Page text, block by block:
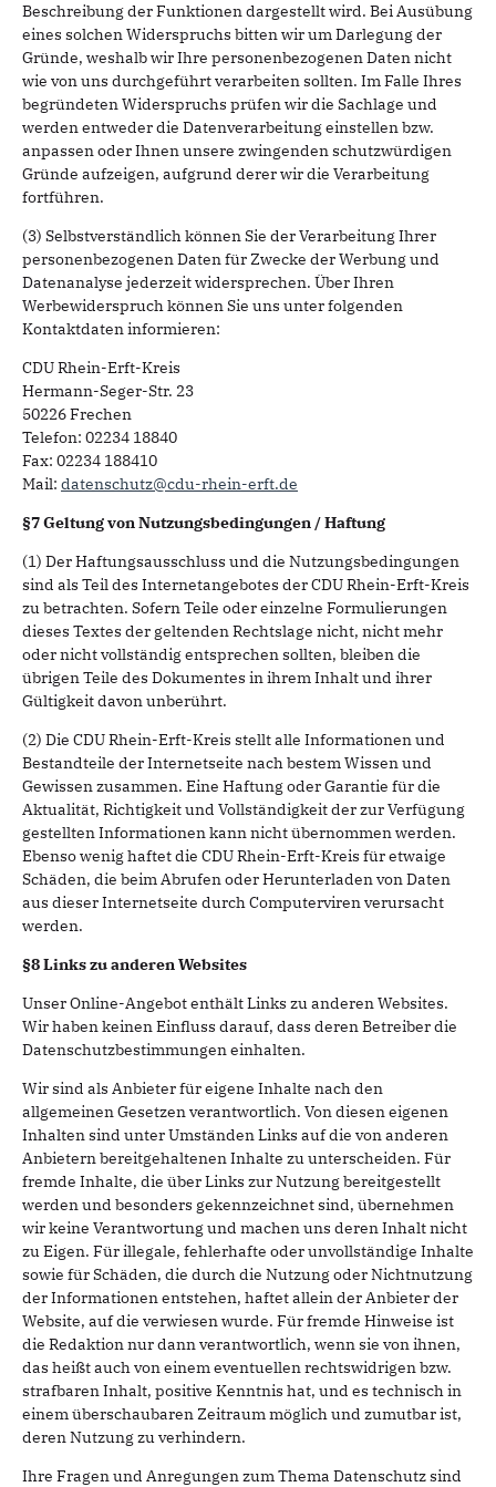
Beschreibung der Funktionen dargestellt wird. Bei Ausübung
eines solchen Widerspruchs bitten wir um Darlegung der
Gründe, weshalb wir Ihre personenbezogenen Daten nicht
wie von uns durchgeführt verarbeiten sollten. Im Falle Ihres
begründeten Widerspruchs prüfen wir die Sachlage und
werden entweder die Datenverarbeitung einstellen bzw.
anpassen oder Ihnen unsere zwingenden schutzwürdigen
Gründe aufzeigen, aufgrund derer wir die Verarbeitung
fortführen.
(3) Selbstverständlich können Sie der Verarbeitung Ihrer
personenbezogenen Daten für Zwecke der Werbung und
Datenanalyse jederzeit widersprechen. Über Ihren
Werbewiderspruch können Sie uns unter folgenden
Kontaktdaten informieren:
CDU Rhein-Erft-Kreis
Hermann-Seger-Str. 23
50226 Frechen
Telefon: 02234 18840
Fax: 02234 188410
Mail: datenschutz@cdu-rhein-erft.de
§7 Geltung von Nutzungsbedingungen / Haftung
(1) Der Haftungsausschluss und die Nutzungsbedingungen
sind als Teil des Internetangebotes der CDU Rhein-Erft-Kreis
zu betrachten. Sofern Teile oder einzelne Formulierungen
dieses Textes der geltenden Rechtslage nicht, nicht mehr
oder nicht vollständig entsprechen sollten, bleiben die
übrigen Teile des Dokumentes in ihrem Inhalt und ihrer
Gültigkeit davon unberührt.
(2) Die CDU Rhein-Erft-Kreis stellt alle Informationen und
Bestandteile der Internetseite nach bestem Wissen und
Gewissen zusammen. Eine Haftung oder Garantie für die
Aktualität, Richtigkeit und Vollständigkeit der zur Verfügung
gestellten Informationen kann nicht übernommen werden.
Ebenso wenig haftet die CDU Rhein-Erft-Kreis für etwaige
Schäden, die beim Abrufen oder Herunterladen von Daten
aus dieser Internetseite durch Computerviren verursacht
werden.
§8 Links zu anderen Websites
Unser Online-Angebot enthält Links zu anderen Websites.
Wir haben keinen Einfluss darauf, dass deren Betreiber die
Datenschutzbestimmungen einhalten.
Wir sind als Anbieter für eigene Inhalte nach den
allgemeinen Gesetzen verantwortlich. Von diesen eigenen
Inhalten sind unter Umständen Links auf die von anderen
Anbietern bereitgehaltenen Inhalte zu unterscheiden. Für
fremde Inhalte, die über Links zur Nutzung bereitgestellt
werden und besonders gekennzeichnet sind, übernehmen
wir keine Verantwortung und machen uns deren Inhalt nicht
zu Eigen. Für illegale, fehlerhafte oder unvollständige Inhalte
sowie für Schäden, die durch die Nutzung oder Nichtnutzung
der Informationen entstehen, haftet allein der Anbieter der
Website, auf die verwiesen wurde. Für fremde Hinweise ist
die Redaktion nur dann verantwortlich, wenn sie von ihnen,
das heißt auch von einem eventuellen rechtswidrigen bzw.
strafbaren Inhalt, positive Kenntnis hat, und es technisch in
einem überschaubaren Zeitraum möglich und zumutbar ist,
deren Nutzung zu verhindern.
Ihre Fragen und Anregungen zum Thema Datenschutz sind